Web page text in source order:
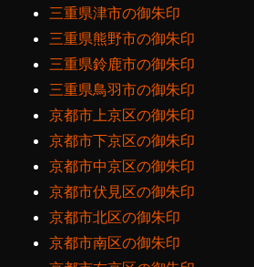
三重県津市の御朱印
三重県熊野市の御朱印
三重県鈴鹿市の御朱印
三重県鳥羽市の御朱印
京都市上京区の御朱印
京都市下京区の御朱印
京都市中京区の御朱印
京都市伏見区の御朱印
京都市北区の御朱印
京都市南区の御朱印